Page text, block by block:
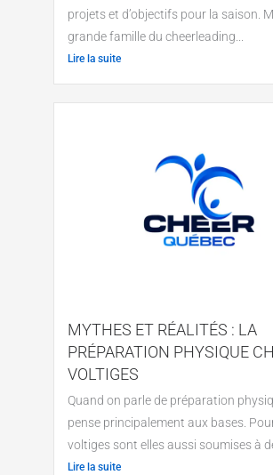
projets et d’objectifs pour la saison.
grande famille du cheerleading...
Lire la suite
MYTHES ET RÉALITÉS : LA
PRÉPARATION PHYSIQUE
VOLTIGES
Quand on parle de préparation
pense principalement aux bases.
voltiges sont elles aussi soumises à
Lire la suite